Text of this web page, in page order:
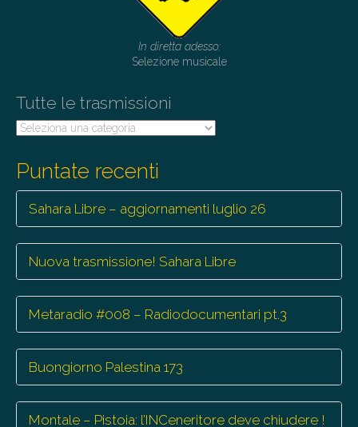
In diretta adesso:
Selezione musicale
Tutte le trasmissioni
Tutte
Puntate recenti
Sahara Libre – aggiornamenti luglio 26
Nuova trasmissione! Sahara Libre
Metaradio #008 – Radiodocumentari pt.3
Buongiorno Palestina 173
Montale – Pistoia: l’INCeneritore deve chiudere !